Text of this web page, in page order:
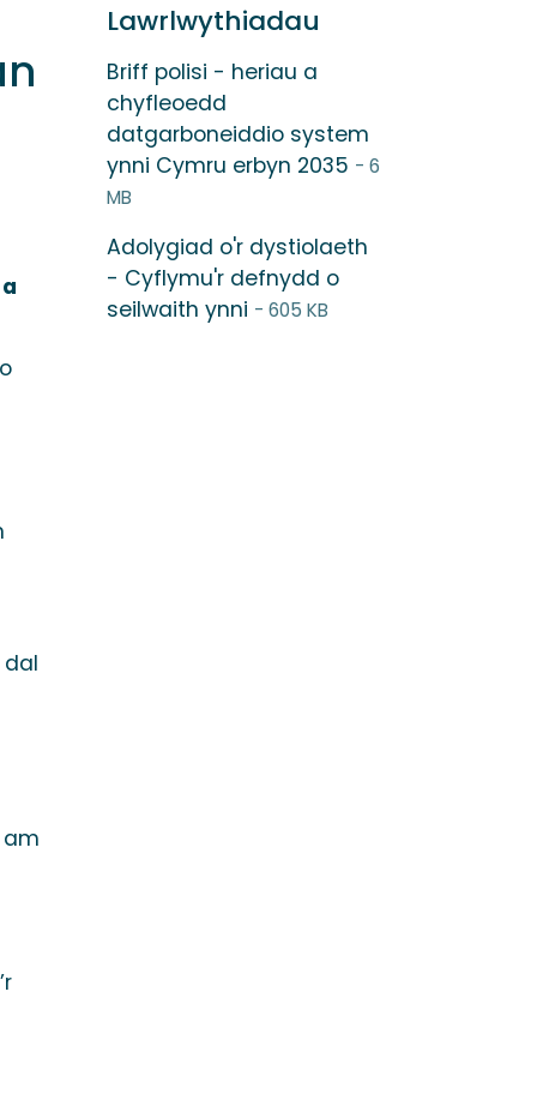
dal
Lawrlwythiadau
Briff polisi - heriau a
chyfleoedd
datgarboneiddio system
ynni Cymru erbyn 2035 - 6
MB
Adolygiad o'r dystiolaeth
- Cyflymu'r defnydd o
seilwaith ynni - 605 KB